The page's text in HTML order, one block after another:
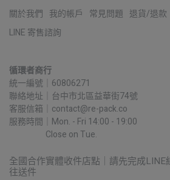
關於我們 我的帳戶 常見問題 退貨/退款
LINE 寄售諮詢
循環者商行
統一編號｜60806271
聯絡地址｜台中市北區益華街74號
客服信箱｜contact@re-pack.co
服務時間｜Mon. - Fri 14:00 - 19:00
Close on Tue.
全國合作實體收件店點｜請先完成LINE
往送件